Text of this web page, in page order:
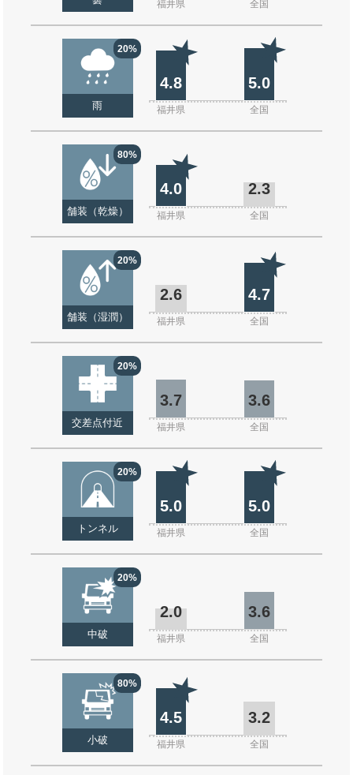
福井県 全国
20%
雨
4.8 5.0
福井県 全国
80%
舗装（乾燥）
4.0 2.3
福井県 全国
20%
舗装（湿潤）
2.6 4.7
福井県 全国
20%
交差点付近
3.7 3.6
福井県 全国
20%
トンネル
5.0 5.0
福井県 全国
20%
中破
2.0 3.6
福井県 全国
80%
小破
4.5 3.2
福井県 全国